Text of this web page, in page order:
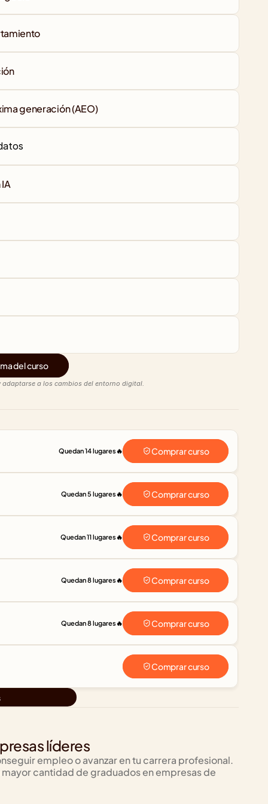
Experimentación avanzada: de la hipótesis a la validación
Scaling with AI: automatización y optimización de próxima generación (AEO)
del curso
a los cambios del entorno digital.
Quedan 14 lugares🔥 Comprar curso
Quedan 5 lugares🔥 Comprar curso
Quedan 11 lugares🔥 Comprar curso
Quedan 8 lugares🔥 Comprar curso
Quedan 8 lugares🔥 Comprar curso
Comprar curso
líderes
empleo o avanzar en tu carrera profesional.
cantidad de graduados en empresas de